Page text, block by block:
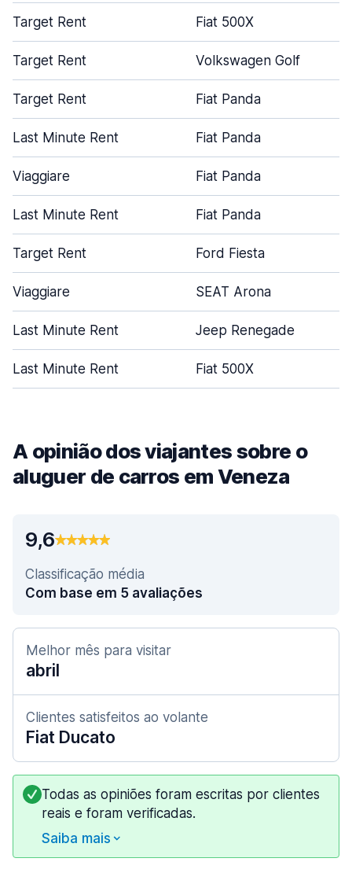
Target Rent Fiat 500X
Target Rent Volkswagen Golf
Target Rent Fiat Panda
Last Minute Rent Fiat Panda
Viaggiare Fiat Panda
Last Minute Rent Fiat Panda
Target Rent Ford Fiesta
Viaggiare SEAT Arona
Last Minute Rent Jeep Renegade
Last Minute Rent Fiat 500X
A opinião dos viajantes sobre o
aluguer de carros em Veneza
9,6
Classificação média
Com base em 5 avaliações
Melhor mês para visitar
abril
Clientes satisfeitos ao volante
Fiat Ducato
Todas as opiniões foram escritas por clientes
reais e foram verificadas.
Saiba mais